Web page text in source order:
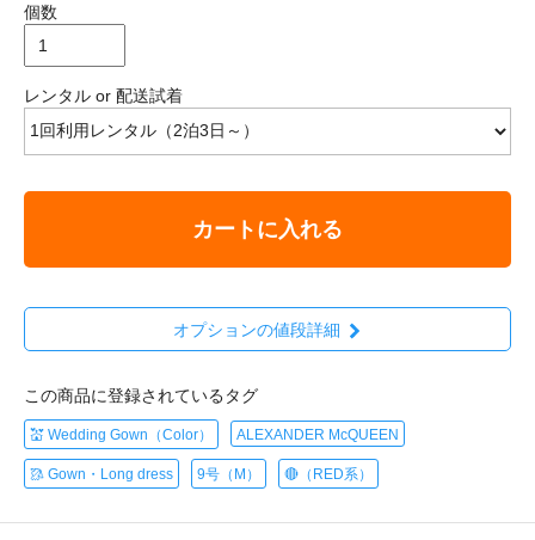
個数
レンタル or 配送試着
カートに入れる
オプションの値段詳細
この商品に登録されているタグ
💒 Wedding Gown（Color） ALEXANDER McQUEEN
🥻 Gown・Long dress 9号（M） 🔴（RED系）